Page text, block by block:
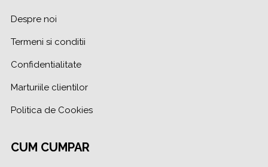
Despre noi
Termeni si conditii
Confidentialitate
Marturiile clientilor
Politica de Cookies
CUM CUMPAR